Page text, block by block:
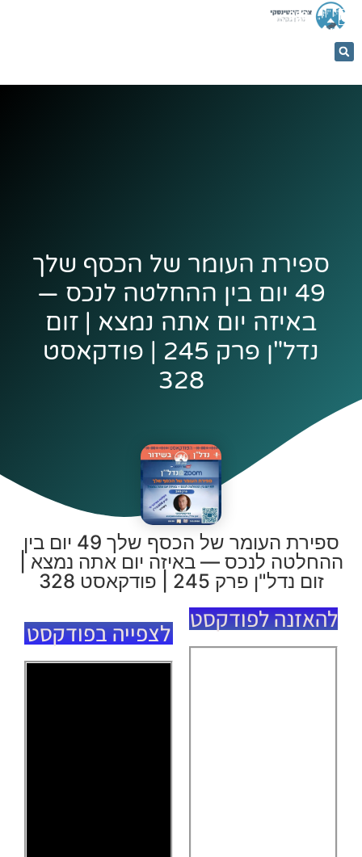
053-
5366884
ספירת העומר של הכסף שלך
49 יום בין ההחלטה לנכס —
באיזה יום אתה נמצא | זום
נדל"ן פרק 245 | פודקאסט
328
ספירת העומר של הכסף שלך 49 יום בין
ההחלטה לנכס — באיזה יום אתה נמצא |
זום נדל"ן פרק 245 | פודקאסט 328
להאזנה לפודקסט לצפייה בפודקסט